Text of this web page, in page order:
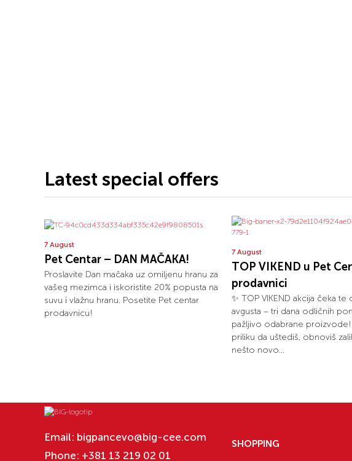
Latest special offers
7 August
Pet Centar – DAN MAČAKA!
Proslavite Dan mačaka uz omiljenu hranu za
vašeg mezimca i iskoristite 20% popusta na
suvu i vlažnu hranu. Posetite Pet centar
prodavnicu!
7 August
TOP VIKEND u Pet
prodavnici
✨ TOP VIKEND akcija čeka
avgusta – tri dana odličnih
pažljivo odabrane proizvode!
priliku da uštediš, obnoviš
nešto novo...
Email: bigpancevo@big-cee.com
Phone: +381 13 219 02 01
SHOPPING